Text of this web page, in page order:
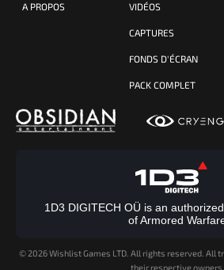
A PROPOS VIDÉOS
CAPTURES
FONDS D'ÉCRAN
PACK COMPLET
1D3 DIGITECH OÜ is an
of Armored
© 2026 Wishlist Games LTD. All rights reserved. All
their respective owners.